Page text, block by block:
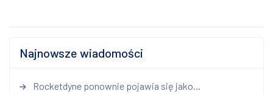
Najnowsze wiadomości
Rocketdyne ponownie pojawia się jako...